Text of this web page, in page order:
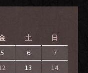
土 日
5 6
7
13
14